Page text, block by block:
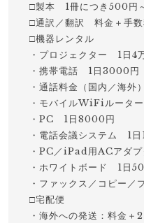
□製本 1冊につき500円
□通訳／翻訳 料金＋手
□機器レンタル
・プロジェクター 1日4
・携帯電話 1日3000円
・通話料金（国内／海
・モバイルWiFiルータ
・PC 1日8000円
・電話会議システム 1日
・PC／iPad用ACアダ
・ホワイトボード 1日
・ファックス／コピー
□宅配便
・海外への発送：料金＋